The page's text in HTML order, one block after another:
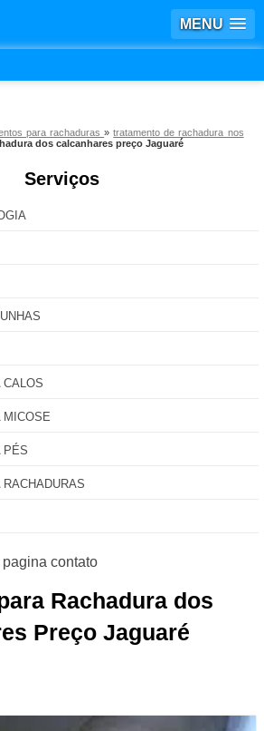
MENU
para rachaduras»tratamento de rachadura nos
dos calcanhares preço Jaguaré
Serviços
CALOS
MICOSE
PÉS
Rachadura dos
Preço Jaguaré